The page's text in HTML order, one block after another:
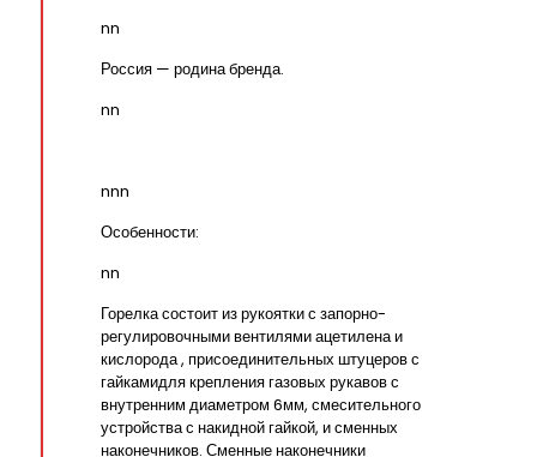
nn
Россия — родина бренда.
nn
nnn
Особенности:
nn
Горелка состоит из рукоятки с запорно-
регулировочными вентилями ацетилена и
кислорода , присоединительных штуцеров с
гайкамидля крепления газовых рукавов с
внутренним диаметром 6мм, смесительного
устройства с накидной гайкой, и сменных
наконечников. Сменные наконечники